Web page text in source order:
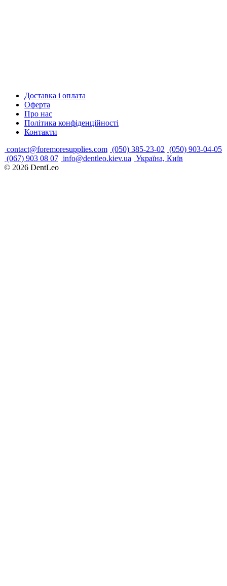
Доставка і оплата
Оферта
Про нас
Політика конфіденційності
Контакти
contact@foremoresupplies.com (050) 385-23-02 (050) 903-04-05
(067) 903 08 07 info@dentleo.kiev.ua Україна, Київ
© 2026 DentLeo